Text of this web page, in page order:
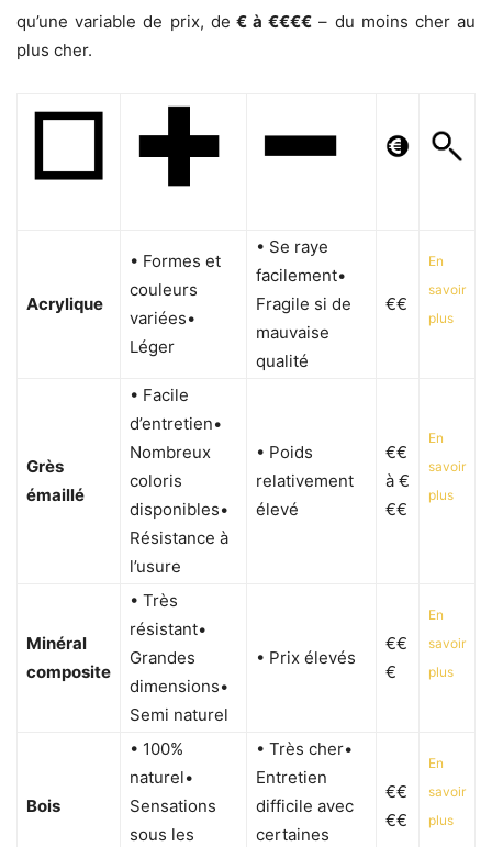
qu’une variable de prix, de € à €€€€ – du moins cher au
plus cher.
Acrylique
• Formes et
couleurs
variées•
Léger
• Se raye
facilement•
Fragile si de
mauvaise
qualité
€€
En
savoir
plus
Grès
émaillé
• Facile
d’entretien•
Nombreux
coloris
disponibles•
Résistance à
l’usure
• Poids
relativement
élevé
€€
à €
€€
En
savoir
plus
Minéral
composite
• Très
résistant•
Grandes
dimensions•
Semi naturel
• Prix élevés
€€
€
En
savoir
plus
Bois
• 100%
naturel•
Sensations
sous les
• Très cher•
Entretien
difficile avec
certaines
€€
€€
En
savoir
plus